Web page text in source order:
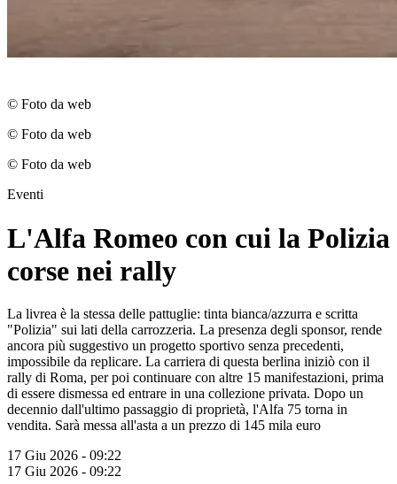
© Foto da web
© Foto da web
© Foto da web
Eventi
L'Alfa Romeo con cui la Polizia
corse nei rally
La livrea è la stessa delle pattuglie: tinta bianca/azzurra e scritta
"Polizia" sui lati della carrozzeria. La presenza degli sponsor, rende
ancora più suggestivo un progetto sportivo senza precedenti,
impossibile da replicare. La carriera di questa berlina iniziò con il
rally di Roma, per poi continuare con altre 15 manifestazioni, prima
di essere dismessa ed entrare in una collezione privata. Dopo un
decennio dall'ultimo passaggio di proprietà, l'Alfa 75 torna in
vendita. Sarà messa all'asta a un prezzo di 145 mila euro
17 Giu 2026 - 09:22
17 Giu 2026 - 09:22